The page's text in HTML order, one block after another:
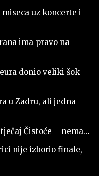
miseca uz koncerte i
ima pravo na
eura donio veliki šok
u Zadru, ali jedna
Čistoće – nema…
nije izborio finale,